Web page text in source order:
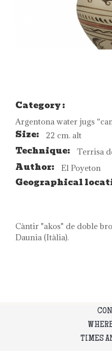
Category :
Argentona water jugs
Size: 22 cm. alt
Technique: Terrisa
Author: El Poyeton
Geographical
Càntir "akos" de doble
Daunia (Itàlia).
TIMES